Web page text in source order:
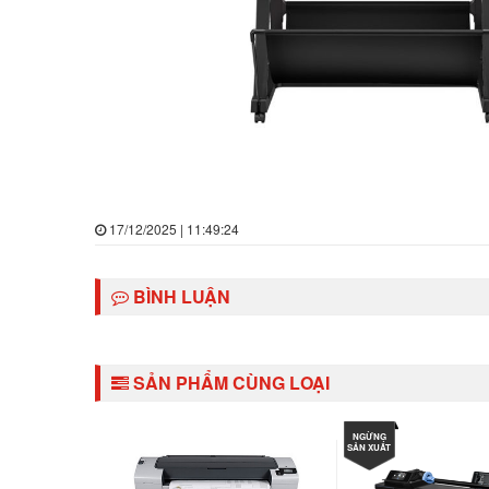
17/12/2025 | 11:49:24
BÌNH LUẬN
SẢN PHẨM CÙNG LOẠI
NGỪNG
SẢN XUẤT